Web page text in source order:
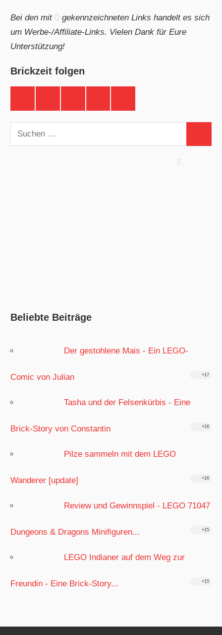
Bei den mit
gekennzeichneten Links handelt es sich
um Werbe-/Affiliate-Links. Vielen Dank für Eure
Unterstützung!
Brickzeit folgen
Suchen
nach:
Beliebte Beiträge
Der gestohlene Mais - Ein LEGO-
Comic von Julian +17
Tasha und der Felsenkürbis - Eine
Brick-Story von Constantin +16
Pilze sammeln mit dem LEGO
Wanderer [update] +16
Review und Gewinnspiel - LEGO 71047
Dungeons & Dragons Minifiguren... +15
LEGO Indianer auf dem Weg zur
Freundin - Eine Brick-Story... +15